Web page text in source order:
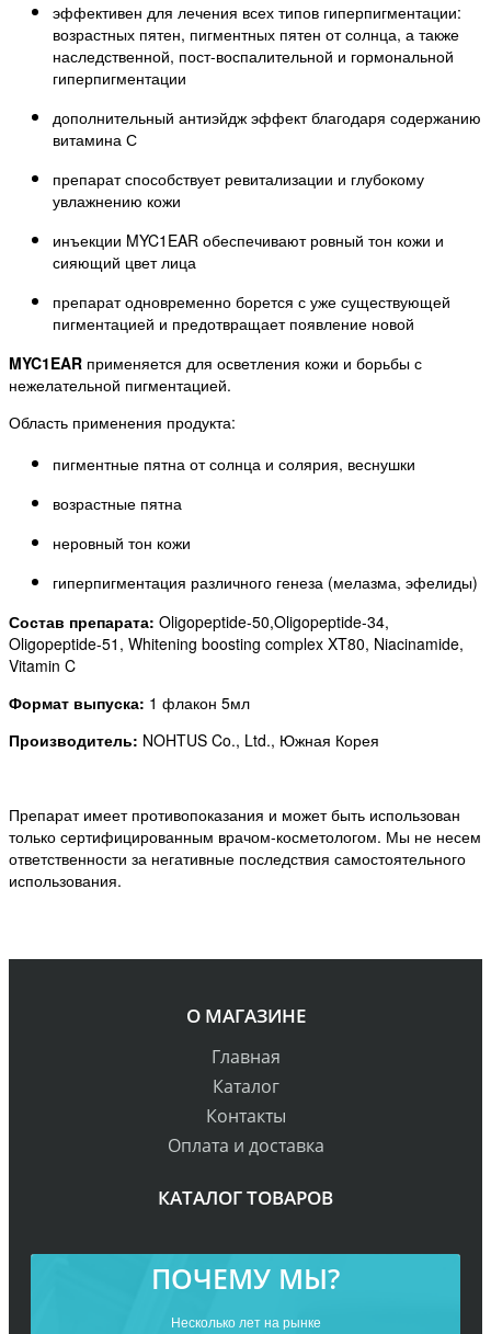
эффективен для лечения всех типов гиперпигментации:
возрастных пятен, пигментных пятен от солнца, а также
наследственной, пост-воспалительной и гормональной
гиперпигментации
дополнительный антиэйдж эффект благодаря содержанию
витамина С
препарат способствует ревитализации и глубокому
увлажнению кожи
инъекции MYC1EAR обеспечивают ровный тон кожи и
сияющий цвет лица
препарат одновременно борется с уже существующей
пигментацией и предотвращает появление новой
MYC1EAR применяется для осветления кожи и борьбы с
нежелательной пигментацией.
Область применения продукта:
пигментные пятна от солнца и солярия, веснушки
возрастные пятна
неровный тон кожи
гиперпигментация различного генеза (мелазма, эфелиды)
Состав препарата: Oligopeptide-50,Oligopeptide-34,
Oligopeptide-51, Whitening boosting complex XT80, Niacinamide,
Vitamin C
Формат выпуска: 1 флакон 5мл
Производитель: NOHTUS Co., Ltd., Южная Корея
Препарат имеет противопоказания и может быть использован
только сертифицированным врачом-косметологом. Мы не несем
ответственности за негативные последствия самостоятельного
использования.
О МАГАЗИНЕ
Главная
Каталог
Контакты
Оплата и доставка
КАТАЛОГ ТОВАРОВ
ПОЧЕМУ МЫ?
Несколько лет на рынке